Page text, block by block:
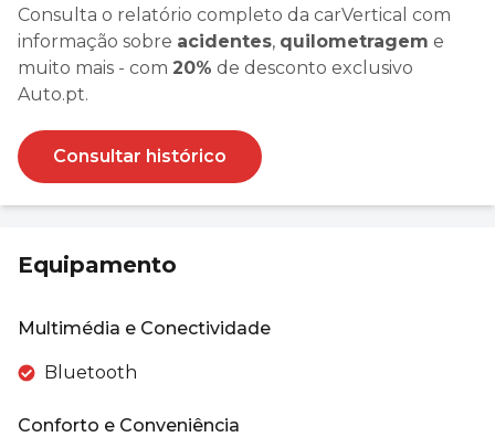
Consulta o relatório completo da carVertical com
informação sobre acidentes, quilometragem e
muito mais - com 20% de desconto exclusivo
Auto.pt.
Consultar histórico
Equipamento
Multimédia e Conectividade
Bluetooth
Conforto e Conveniência